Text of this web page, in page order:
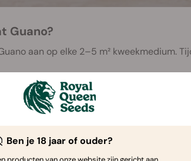
Guano?
aan op elke 2–5 m² kweekmedium.
Mix dan 100g Bat Guano met elke 15
doe je wat extra vleermuismest in
Ben je 18 jaar of ouder?